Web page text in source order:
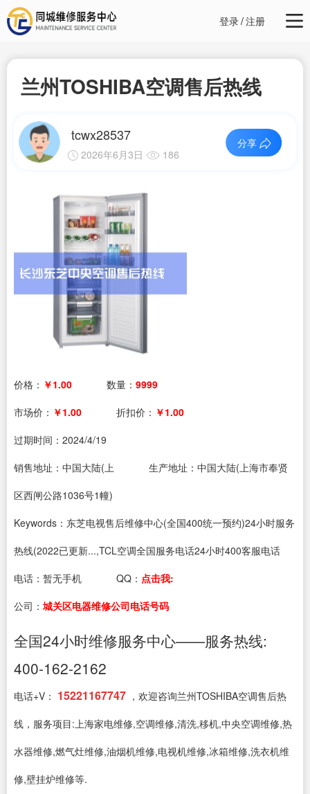
登录/注册
兰州TOSHIBA空调售后热线
tcwx28537
2026年6月3日 186
分享
价格： ￥1.00 数量： 9999
市场价： ￥1.00 折扣价： ￥1.00
过期时间： 2024/4/19
销售地址：中国大陆(上
生产地址：中国大陆(上海市奉贤
区西闸公路1036号1幢)
Keywords：东芝电视售后维修中心(全国400统一预约)24小时服务
热线(2022已更新...,TCL空调全国服务电话24小时400客服电话
电话： 暂无手机 QQ： 点击我:
公司： 城关区电器维修公司电话号码
全国24小时维修服务中心——服务热线:
400-162-2162
电话+V： 15221167747 ，欢迎咨询兰州TOSHIBA空调售后热
线，服务项目:上海家电维修,空调维修,清洗,移机,中央空调维修,热
水器维修,燃气灶维修,油烟机维修,电视机维修,冰箱维修,洗衣机维
修,壁挂炉维修等.